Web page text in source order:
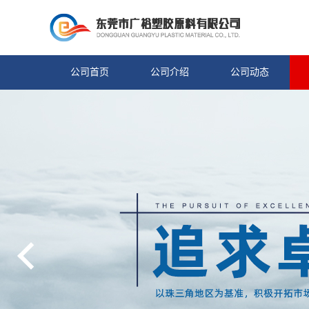
公司首页 公司介绍 公司动态